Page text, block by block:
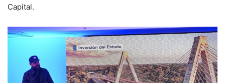
Capital.